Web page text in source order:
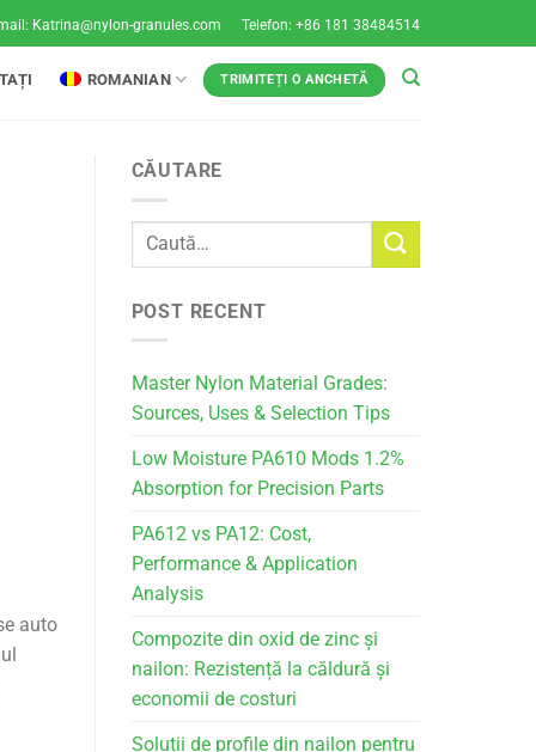
Katrina@nylon-granules.com Telefon: +86 181 38484514
ROMANIAN TRIMITEȚI O ANCHETĂ
auto
CĂUTARE
POST RECENT
Master Nylon Material Grades:
Sources, Uses & Selection Tips
Low Moisture PA610 Mods 1.2%
Absorption for Precision Parts
PA612 vs PA12: Cost,
Performance & Application
Analysis
Compozite din oxid de zinc și
nailon: Rezistență la căldură și
economii de costuri
Soluții de profile din nailon pentru